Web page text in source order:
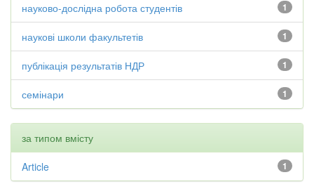
1
науково-дослідна робота студентів
1
наукові школи факультетів
1
публікація результатів НДР
1
семінари
за типом вмісту
1
Article